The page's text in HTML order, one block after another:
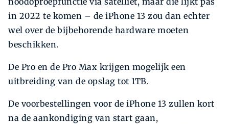
in 2022 te komen – de iPhone 13 zou dan echter
wel over de bijbehorende hardware moeten
beschikken.
De Pro en de Pro Max krijgen mogelijk een
uitbreiding van de opslag tot 1TB.
De voorbestellingen voor de iPhone 13 zullen kort
na de aankondiging van start gaan,